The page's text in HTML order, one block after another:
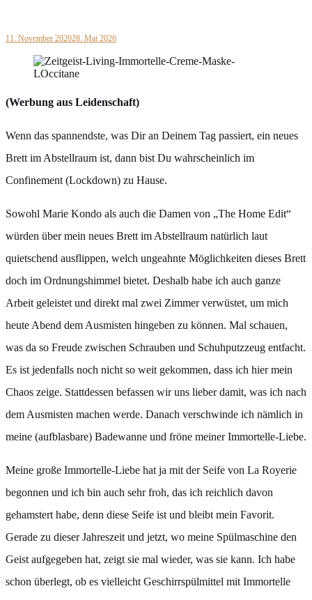
11. November 202028. Mai 2026
(Werbung aus Leidenschaft)
Wenn das spannendste, was Dir an Deinem Tag passiert, ein neues
Brett im Abstellraum ist, dann bist Du wahrscheinlich im
Confinement (Lockdown) zu Hause.
Sowohl Marie Kondo als auch die Damen von „The Home Edit“
würden über mein neues Brett im Abstellraum natürlich laut
quietschend ausflippen, welch ungeahnte Möglichkeiten dieses Brett
doch im Ordnungshimmel bietet. Deshalb habe ich auch ganze
Arbeit geleistet und direkt mal zwei Zimmer verwüstet, um mich
heute Abend dem Ausmisten hingeben zu können. Mal schauen,
was da so Freude zwischen Schrauben und Schuhputzzeug entfacht.
Es ist jedenfalls noch nicht so weit gekommen, dass ich hier mein
Chaos zeige. Stattdessen befassen wir uns lieber damit, was ich nach
dem Ausmisten machen werde. Danach verschwinde ich nämlich in
meine (aufblasbare) Badewanne und fröne meiner Immortelle-Liebe.
Meine große Immortelle-Liebe hat ja mit der Seife von La Royerie
begonnen und ich bin auch sehr froh, das ich reichlich davon
gehamstert habe, denn diese Seife ist und bleibt mein Favorit.
Gerade zu dieser Jahreszeit und jetzt, wo meine Spülmaschine den
Geist aufgegeben hat, zeigt sie mal wieder, was sie kann. Ich habe
schon überlegt, ob es vielleicht Geschirrspülmittel mit Immortelle